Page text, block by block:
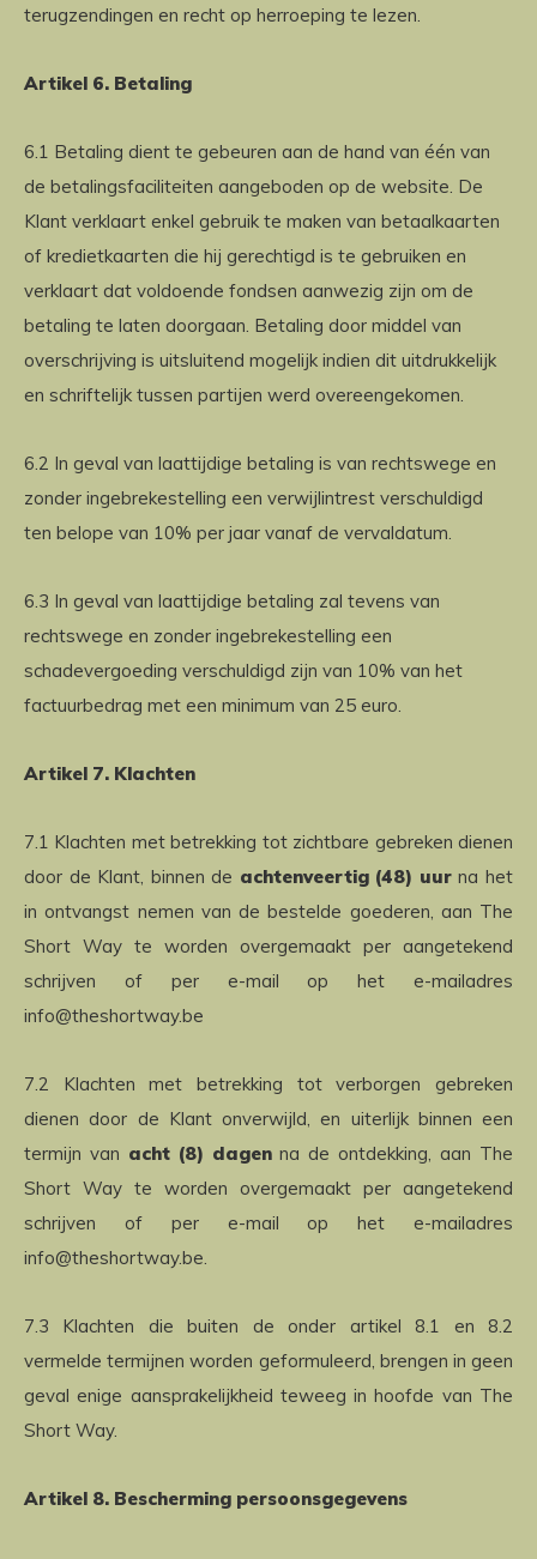
terugzendingen en recht op herroeping te lezen.
Artikel 6. Betaling
6.1 Betaling dient te gebeuren aan de hand van één van
de betalingsfaciliteiten aangeboden op de website. De
Klant verklaart enkel gebruik te maken van betaalkaarten
of kredietkaarten die hij gerechtigd is te gebruiken en
verklaart dat voldoende fondsen aanwezig zijn om de
betaling te laten doorgaan. Betaling door middel van
overschrijving is uitsluitend mogelijk indien dit uitdrukkelijk
en schriftelijk tussen partijen werd overeengekomen.
6.2 In geval van laattijdige betaling is van rechtswege en
zonder ingebrekestelling een verwijlintrest verschuldigd
ten belope van 10% per jaar vanaf de vervaldatum.
6.3 In geval van laattijdige betaling zal tevens van
rechtswege en zonder ingebrekestelling een
schadevergoeding verschuldigd zijn van 10% van het
factuurbedrag met een minimum van 25 euro.
Artikel 7. Klachten
7.1 Klachten met betrekking tot zichtbare gebreken dienen
door de Klant, binnen de achtenveertig (48) uurna het
in ontvangst nemen van de bestelde goederen, aan The
Short Way te worden overgemaakt per aangetekend
schrijven of per e-mail op het e-mailadres
info@theshortway.be
7.2 Klachten met betrekking tot verborgen gebreken
dienen door de Klant onverwijld, en uiterlijk binnen een
termijn van acht (8) dagenna de ontdekking, aan The
Short Way te worden overgemaakt per aangetekend
schrijven of per e-mail op het e-mailadres
info@theshortway.be.
7.3 Klachten die buiten de onder artikel 8.1 en 8.2
vermelde termijnen worden geformuleerd, brengen in geen
geval enige aansprakelijkheid teweeg in hoofde van The
Short Way.
Artikel 8. Bescherming persoonsgegevens